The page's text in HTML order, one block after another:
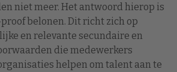
niet meer. Het antwoord hierop is
belonen. Dit richt zich op
en relevante secundaire en
die medewerkers
helpen om talent aan te